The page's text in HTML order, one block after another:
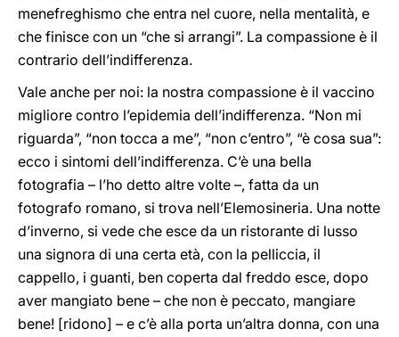
menefreghismo che entra nel cuore, nella mentalità, e
che finisce con un “che si arrangi”. La compassione è il
contrario dell’indifferenza.
Vale anche per noi: la nostra compassione è il vaccino
migliore contro l’epidemia dell’indifferenza. “Non mi
riguarda”, “non tocca a me”, “non c’entro”, “è cosa sua”:
ecco i sintomi dell’indifferenza. C’è una bella
fotografia – l’ho detto altre volte –, fatta da un
fotografo romano, si trova nell’Elemosineria. Una notte
d’inverno, si vede che esce da un ristorante di lusso
una signora di una certa età, con la pelliccia, il
cappello, i guanti, ben coperta dal freddo esce, dopo
aver mangiato bene – che non è peccato, mangiare
bene! [ridono] – e c’è alla porta un’altra donna, con una